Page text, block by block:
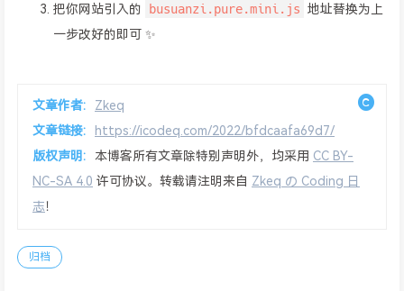
把你网站引入的 busuanzi.pure.mini.js 地址替换为上
一步改好的即可 ✨
文章作者:
Zkeq
文章链接:
https://icodeq.com/2022/bfdcaafa69d7/
版权声明:
本博客所有文章除特别声明外，均采用 CC BY-
NC-SA 4.0 许可协议。转载请注明来自 Zkeq の Coding 日
志 ！
归档